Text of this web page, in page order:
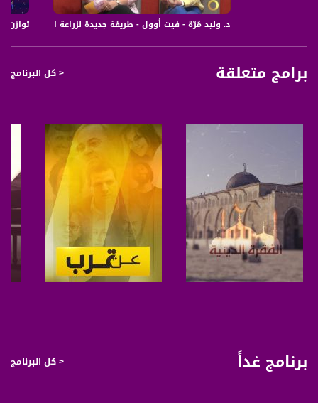
توازن صحيد. وليد مُرّة - فيت أوول - طريقة جديدة لزراعة الأسنان - #صباحنا_غير-14-4-2016- قناة
برامج متعلقة < كل البرنامج
برنامج غداً < كل البرنامج